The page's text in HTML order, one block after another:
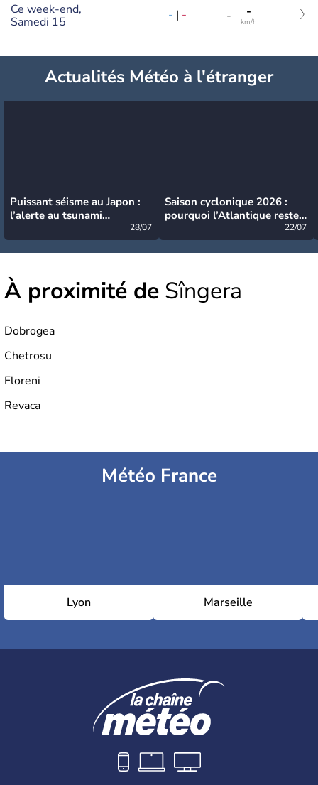
Ce week-end,
Samedi 15
- | - - -
km/h
Actualités Météo à l'étranger
Puissant séisme au Japon :
l’alerte au tsunami
28/07
Saison cyclonique 2026 :
pourquoi l’Atlantique reste
22/07
À proximité de Sîngera
Dobrogea
Chetrosu
Floreni
Revaca
Météo France
Lyon Marseille